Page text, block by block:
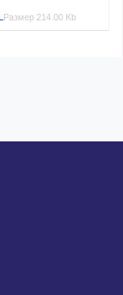
Размер 214.00 Kb